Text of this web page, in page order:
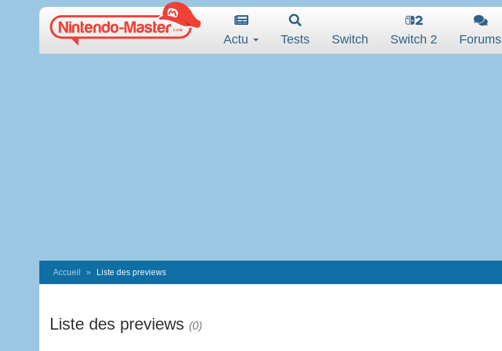
Actu Tests Switch Switch 2 Forums
Accueil Liste des previews
Liste des previews (0)